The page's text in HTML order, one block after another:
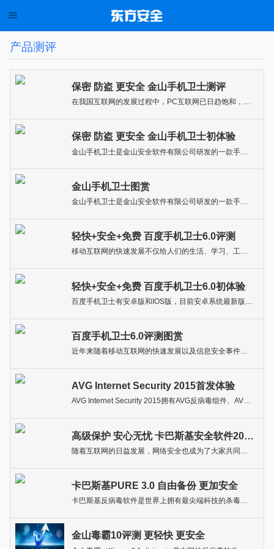
产品测评
保密 防盗 更安全 金山手机卫士测评
在我国互联网的发展过程中，PC互联网已日趋饱和，移动互联网却呈现井喷式发展。而且4G时代的开启以及移动终端设备的凸显为移动互联网的发展注入了巨大的能量。
保密 防盗 更安全 金山手机卫士初体验
金山手机卫士图赏
金山手机卫士是金山安全软件有限公司研发的一款手机安全产品。通过关闭运行中Android软件，卸载已安装软件，清理垃圾文件，清理短信收发件箱等加快手机运行速度。
轻快+安全+免费 百度手机卫士6.0评测
移动互联网的快速发展不仅给人们的生活、学习、工作等带来了方便，而且也促进了移动手机APP行业的兴起，但是人们在享受这个时代带给的“幸福”的同时也面临着许多困扰，像垃圾短信、骚扰电话、手机卡顿、信息泄露、支付安全等等。
轻快+安全+免费 百度手机卫士6.0初体验
百度手机卫士6.0评测图赏
近年来随着移动互联网的快速发展以及信息安全事件的频频发生，百度作为全球最大的中文搜索引擎和最大的中文网站也开始为用户打造安全的PC保护及手机保护软件。
AVG Internet Security 2015首发体验
AVG Internet Security 2015拥有AVG反病毒组件、AVG反恶意软件组件、AVG邮件扫描组件、AVG云保护技术、AVG社群网络保护、在线防护组件、AVG智能扫描、反跟踪器等多个功能模块，能够检测并阻止病毒和恶意软件，阻止间谍软件入侵和预防数据丢失。
高级保护 安心无忧 卡巴斯基安全软件2015
随着互联网的日益发展，网络安全也成为了大家共同关注的话题，3.15晚会更是引爆了全民对网络安全的关注点。确实，网络安全不是虚无缥缈的预言，而是实实在在存在我们身边的，是关乎每个人的信息、钱财安全等的问题。
卡巴斯基PURE 3.0 自由备份 更加安全
卡巴斯基反病毒软件是世界上拥有最尖端科技的杀毒软件之一，公司为个人用户、企业网络提供反病毒、防黒客和反垃圾邮件产品。经过十四年与计算机病毒的战斗，卡巴斯基获得了独特的知识和技术，使得卡巴斯基成为了病毒防卫的技术领导者和专家。
金山毒霸10评测 更轻快 更安全